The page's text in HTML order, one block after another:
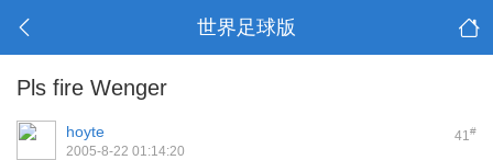
世界足球版
Pls fire Wenger
41#
hoyte
2005-8-22 01:14:20